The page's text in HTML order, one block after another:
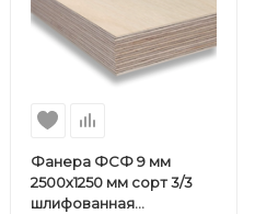
Фанера ФСФ 9 мм
2500х1250 мм сорт 3/3
шлифованная